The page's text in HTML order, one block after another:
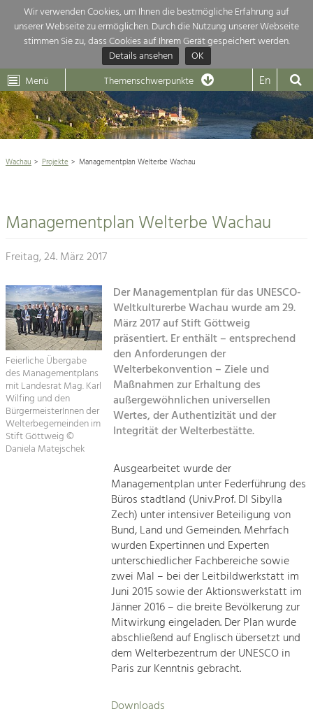
Wir verwenden Cookies, um Ihnen die bestmögliche Erfahrung auf
unserer Webseite zu ermöglichen. Durch die Nutzung unserer Webseite
stimmen Sie zu, dass Cookies auf Ihrem Gerät gespeichert werden.
Details ansehen
OK
Dunkelsteinerwald Klima
Menü Themenschwerpunkte En
Aktuelles
Weltkulturerbe Wachau 
Rückblick 25 Jahre Jubiläum
Architektur
Landwirtschaft & Tourismus
Projekte
Kirchen am Fluss
Suche
Impressum
Kontakt
Themenübersicht
Die Regionalentwicklung in unserer Region ist sehr vielfältig. Deshalb
hier eine Übersicht über unsere Themenschwerpunkte. Für mehr
einfach das Thema anklicken und schon werden alle Projekte in diesem
angezeigt.
Natur- &
Baukultur
Land- & Forstwirtschaft
Bewirtschaftung und Pflege der
Kulturlandschaft.
Tourismus
Angebotsentwicklung und
Positionierung.
Kunst & Kultur
Handwerk, Wissenschaft und Forschung.
Soziales, Bildung &
Gleichberechtigung, Jugend und
Mobilität & Energie
Klimawandel, öffentlicher Verkehr und
Steigerung regionaler Wertschöpfung
Wachau Projekte Managementplan Welterbe Wachau
Managementplan Welterbe Wachau
Freitag, 24. März 2017
Feierliche Übergabe
des Managementplans
mit Landesrat Mag. Karl
Wilfing und den
BürgermeisterInnen der
Welterbegemeinden im
Stift Göttweig ©
Daniela Matejschek
Der Managementplan für das UNESCO-
Weltkulturerbe Wachau wurde am 29.
März 2017 auf Stift Göttweig
präsentiert. Er enthält – entsprechend
den Anforderungen der
Welterbekonvention – Ziele und
Maßnahmen zur Erhaltung des
außergewöhnlichen universellen
Wertes, der Authentizität und der
Integrität der Welterbestätte.
Ausgearbeitet wurde der
Managementplan unter Federführung des
Büros stadtland (Univ.Prof. DI Sibylla
Zech) unter intensiver Beteiligung von
Bund, Land und Gemeinden. Mehrfach
wurden Expertinnen und Experten
unterschiedlicher Fachbereiche sowie
zwei Mal – bei der Leitbildwerkstatt im
Juni 2015 sowie der Aktionswerkstatt im
Jänner 2016 – die breite Bevölkerung zur
Mitwirkung eingeladen. Der Plan wurde
abschließend auf Englisch übersetzt und
dem Welterbezentrum der UNESCO in
Paris zur Kenntnis gebracht.
Downloads